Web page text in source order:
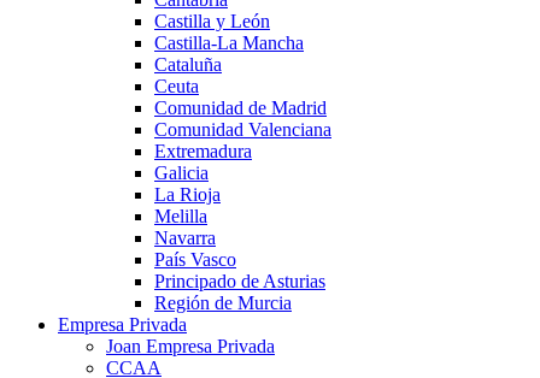
Castilla y León
Castilla-La Mancha
Cataluña
Ceuta
Comunidad de Madrid
Comunidad Valenciana
Extremadura
Galicia
La Rioja
Melilla
Navarra
País Vasco
Principado de Asturias
Región de Murcia
Empresa Privada
Joan Empresa Privada
CCAA